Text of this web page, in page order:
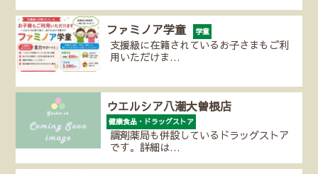
ファミノア学童 学童
支援級に在籍されているお子さまもご利
用いただけま…
ウエルシア八潮大曽根店
健康食品・ドラッグストア
調剤薬局も併設しているドラッグストア
です。詳細は…